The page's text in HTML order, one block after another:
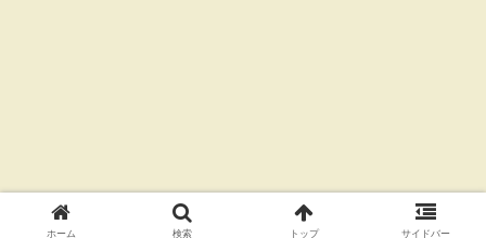
ホーム 検索 トップ サイドバー